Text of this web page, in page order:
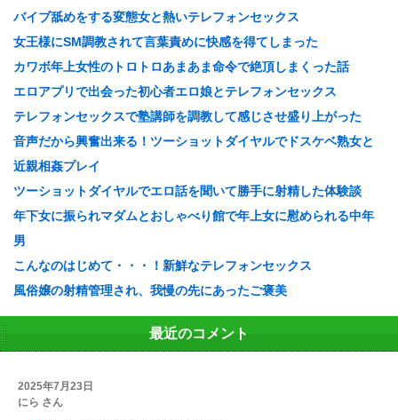
バイブ舐めをする変態女と熱いテレフォンセックス
女王様にSM調教されて言葉責めに快感を得てしまった
カワボ年上女性のトロトロあまあま命令で絶頂しまくった話
エロアプリで出会った初心者エロ娘とテレフォンセックス
テレフォンセックスで塾講師を調教して感じさせ盛り上がった
音声だから興奮出来る！ツーショットダイヤルでドスケベ熟女と
近親相姦プレイ
ツーショットダイヤルでエロ話を聞いて勝手に射精した体験談
年下女に振られマダムとおしゃべり館で年上女に慰められる中年
男
こんなのはじめて・・・！新鮮なテレフォンセックス
風俗嬢の射精管理され、我慢の先にあったご褒美
最近のコメント
2025年7月23日
にら さん